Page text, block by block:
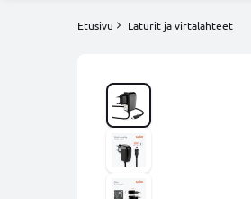
Etusivu Laturit ja virtalähteet